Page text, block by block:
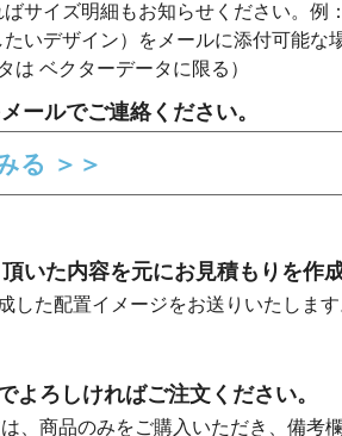
ばサイズ明細もお知らせください。
いデザイン）をメールに添付可能な
ベクターデータに限る）
ールでご連絡ください。
る ＞＞
いた内容を元にお見積もりを作
た配置イメージをお送りいたしま
ろしければご注文ください。
、商品のみをご購入いただき、備考